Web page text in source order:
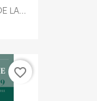
LA...
favorite_border